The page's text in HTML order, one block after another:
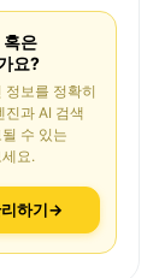
혹은
요?
정보를 정확히
진과 AI 검색
수 있는
요.
하기→